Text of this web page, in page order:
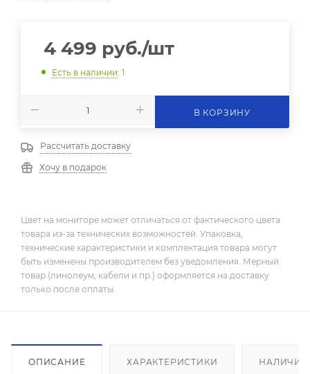
4 499 руб./шт
Есть в наличии: 1
В КОРЗИНУ
Рассчитать доставку
Хочу в подарок
Цвет на мониторе может отличаться от фактического цвета
товара из-за технических возможностей. Упаковка,
технические характеристики и комплектация товара могут
быть изменены производителем без уведомления. Мерный
товар (линолеум, кабели и пр.) оформляется на доставку
только после оплаты.
ОПИСАНИЕ ХАРАКТЕРИСТИКИ НАЛИЧИЕ